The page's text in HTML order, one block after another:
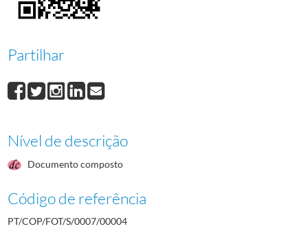
000003Retrato de grupo
000006
Partilhar
Nível de descrição
Documento composto
Código de referência
PT/COP/FOT/S/0007/00004